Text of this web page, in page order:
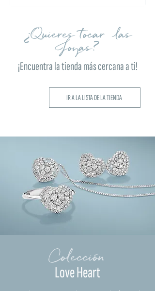
¿Quieres tocar las
Joyas?
¡Encuentra la tienda más cercana a ti!
IR A LA LISTA DE LA TIENDA
Colección
Love Heart